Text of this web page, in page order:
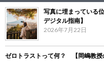
写真に埋まっている
デジタル指南】
2026年7月22日
ゼロトラストって何？ 【岡嶋教授